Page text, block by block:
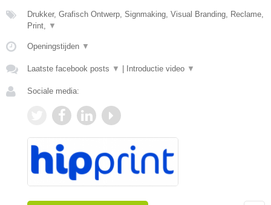
Drukker, Grafisch Ontwerp, Signmaking, Visual Branding, Reclame,
Print,
▼
Openingstijden ▼
Laatste facebook posts ▼ | Introductie video ▼
Sociale media: